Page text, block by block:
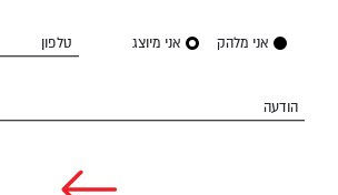
אני מלהק אני מיוצג טלפון
הודעה